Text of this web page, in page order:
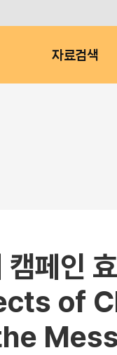
자료검색
캠페인
of